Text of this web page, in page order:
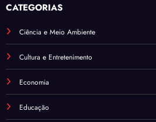
CATEGORIAS
Ciência e Meio Ambiente
Cultura e Entretenimento
Economia
Educação